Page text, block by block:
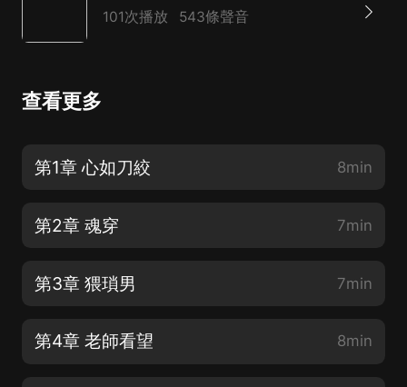
101次播放 543條聲音
查看更多
第1章 心如刀絞 8min
第2章 魂穿 7min
第3章 猥瑣男 7min
第4章 老師看望 8min